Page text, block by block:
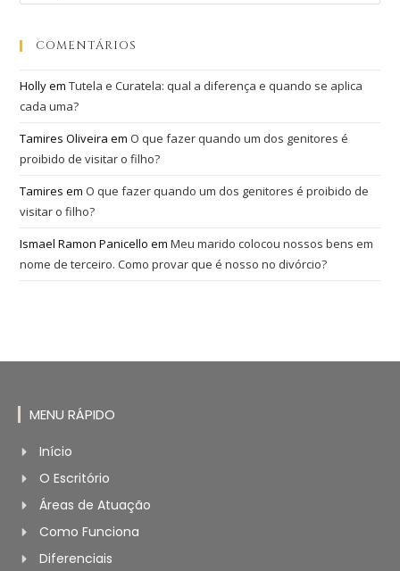
COMENTÁRIOS
HollyemTutela e Curatela: qual a diferença e quando se aplica
cada uma?
Tamires Oliveira emO que fazer quando um dos genitores é
proibido de visitar o filho?
Tamires emO que fazer quando um dos genitores é proibido de
visitar o filho?
Ismael Ramon Panicello emMeu marido colocou nossos bens em
nome de terceiro. Como provar que é nosso no divórcio?
MENU RÁPIDO
Início
O Escritório
Áreas de Atuação
Como Funciona
Diferenciais